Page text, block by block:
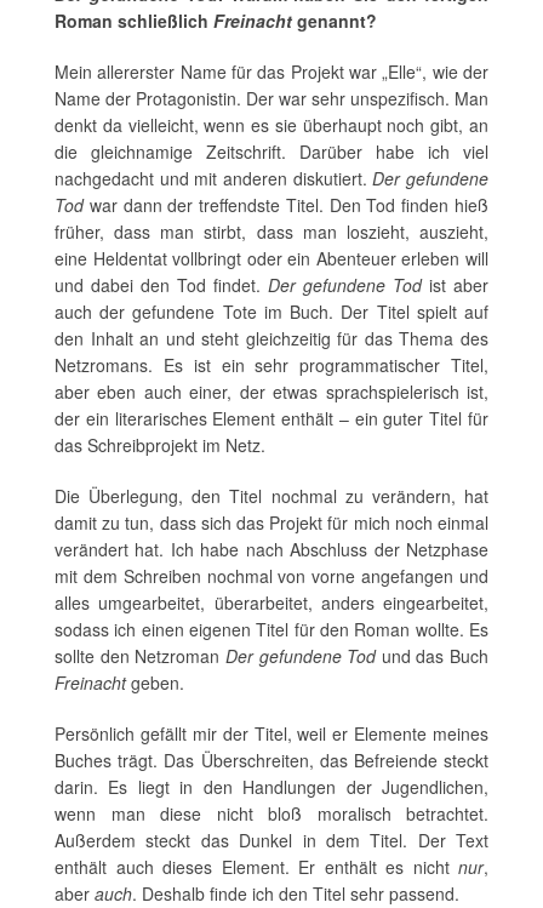
Roman schließlich Freinacht genannt?
Mein allererster Name für das Projekt war „Elle“, wie der
Name der Protagonistin. Der war sehr unspezifisch. Man
denkt da vielleicht, wenn es sie überhaupt noch gibt, an
die gleichnamige Zeitschrift. Darüber habe ich viel
nachgedacht und mit anderen diskutiert.Der gefundene
Todwar dann der treffendste Titel. Den Tod finden hieß
früher, dass man stirbt, dass man loszieht, auszieht,
eine Heldentat vollbringt oder ein Abenteuer erleben will
und dabei den Tod findet. Der gefundene Todist aber
auch der gefundene Tote im Buch. Der Titel spielt auf
den Inhalt an und steht gleichzeitig für das Thema des
Netzromans. Es ist ein sehr programmatischer Titel,
aber eben auch einer, der etwas sprachspielerisch ist,
der ein literarisches Element enthält – ein guter Titel für
das Schreibprojekt im Netz.
Die Überlegung, den Titel nochmal zu verändern, hat
damit zu tun, dass sich das Projekt für mich noch einmal
verändert hat. Ich habe nach Abschluss der Netzphase
mit dem Schreiben nochmal von vorne angefangen und
alles umgearbeitet, überarbeitet, anders eingearbeitet,
sodass ich einen eigenen Titel für den Roman wollte. Es
sollte den Netzroman Der gefundene Todund das Buch
Freinachtgeben.
Persönlich gefällt mir der Titel, weil er Elemente meines
Buches trägt. Das Überschreiten, das Befreiende steckt
darin. Es liegt in den Handlungen der Jugendlichen,
wenn man diese nicht bloß moralisch betrachtet.
Außerdem steckt das Dunkel in dem Titel. Der Text
enthält auch dieses Element. Er enthält es nicht nur,
aber auch. Deshalb finde ich den Titel sehr passend.